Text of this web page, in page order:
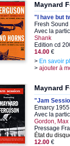
Maynard
"I have but
Fresh
Avec la
Shank
Edition cd
14.00 €
> En savoir
> ajouter à
Maynard
"Jam
Emarcy
Avec la
Gordon,
Pressage
État du
12.00 €